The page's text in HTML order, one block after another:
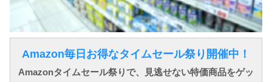
Amazon毎日お得なタイムセール祭り開催中！
Amazonタイムセール祭りで、見逃せない特価商品をゲッ